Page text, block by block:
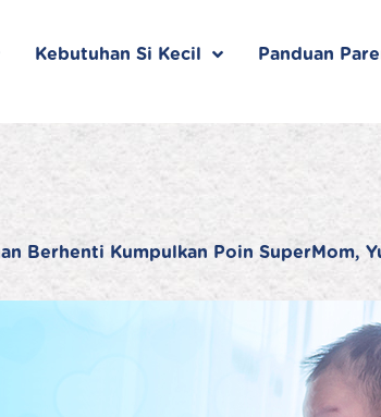
Kebutuhan Si Kecil Panduan
Berhenti Kumpulkan Poin SuperMom,